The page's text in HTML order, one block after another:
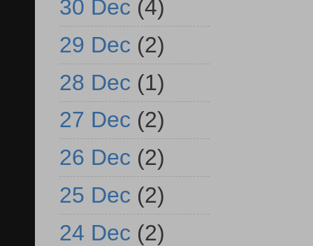
30 Dec (4)
29 Dec (2)
28 Dec (1)
27 Dec (2)
26 Dec (2)
25 Dec (2)
24 Dec (2)